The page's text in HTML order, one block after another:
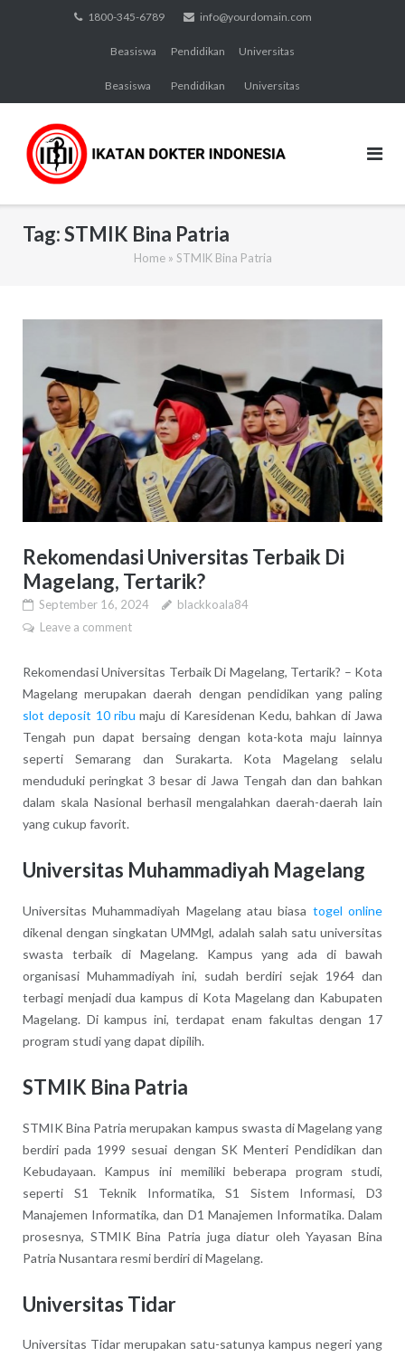
1800-345-6789 info@yourdomain.com
Beasiswa Pendidikan Universitas
Beasiswa Pendidikan Universitas
Tag:STMIK Bina Patria
Home» STMIK Bina Patria
Rekomendasi Universitas Terbaik Di
Magelang, Tertarik?
September 16, 2024
blackkoala84
Leave a comment
Rekomendasi Universitas Terbaik Di Magelang, Tertarik? – Kota
Magelang merupakan daerah dengan pendidikan yang paling
slot deposit 10 ribu maju di Karesidenan Kedu, bahkan di Jawa
Tengah pun dapat bersaing dengan kota-kota maju lainnya
seperti Semarang dan Surakarta. Kota Magelang selalu
menduduki peringkat 3 besar di Jawa Tengah dan dan bahkan
dalam skala Nasional berhasil mengalahkan daerah-daerah lain
yang cukup favorit.
Universitas Muhammadiyah Magelang
Universitas Muhammadiyah Magelang atau biasa togel online
dikenal dengan singkatan UMMgl, adalah salah satu universitas
swasta terbaik di Magelang. Kampus yang ada di bawah
organisasi Muhammadiyah ini, sudah berdiri sejak 1964 dan
terbagi menjadi dua kampus di Kota Magelang dan Kabupaten
Magelang. Di kampus ini, terdapat enam fakultas dengan 17
program studi yang dapat dipilih.
STMIK Bina Patria
STMIK Bina Patria merupakan kampus swasta di Magelang yang
berdiri pada 1999 sesuai dengan SK Menteri Pendidikan dan
Kebudayaan. Kampus ini memiliki beberapa program studi,
seperti S1 Teknik Informatika, S1 Sistem Informasi, D3
Manajemen Informatika, dan D1 Manajemen Informatika. Dalam
prosesnya, STMIK Bina Patria juga diatur oleh Yayasan Bina
Patria Nusantara resmi berdiri di Magelang.
Universitas Tidar
Universitas Tidar merupakan satu-satunya kampus negeri yang